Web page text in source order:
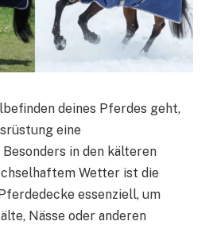
deines Pferdes geht,
eine
in den kälteren
Wetter ist die
essenziell, um
Nässe oder anderen